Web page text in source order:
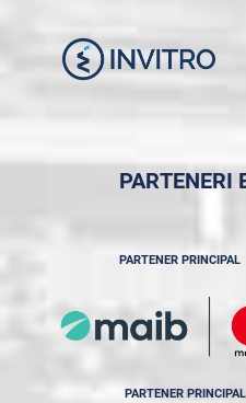
PARTENERI
PARTENER PRINCIPAL
PARTENER PRINCIPAL